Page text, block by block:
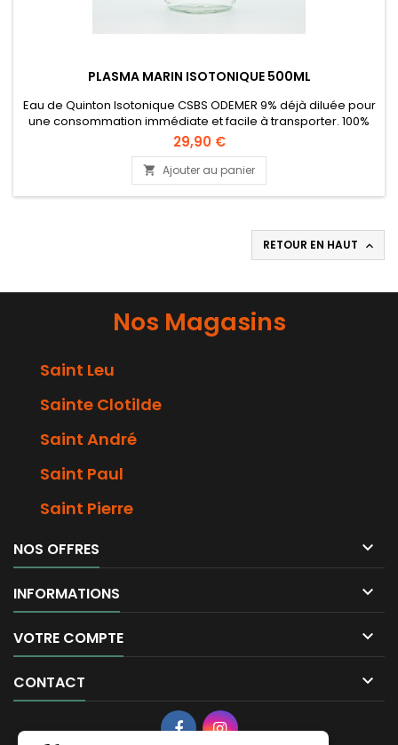
PLASMA MARIN ISOTONIQUE 500ML
Eau de Quinton Isotonique CSBS ODEMER 9% déjà diluée pour
une consommation immédiate et facile à transporter. 100%
naturelle, elle est composée de l'ensemble des oligo-
éléments et minéraux nécessaires à l'équilibre et au bien-
être de votre corps.
29,90 €
 Ajouter au panier
RETOUR EN HAUT 
Nos Magasins
Saint Leu
Sainte Clotilde
Saint André
Saint Paul
Saint Pierre
NOS OFFRES 
INFORMATIONS 
VOTRE COMPTE 
CONTACT 